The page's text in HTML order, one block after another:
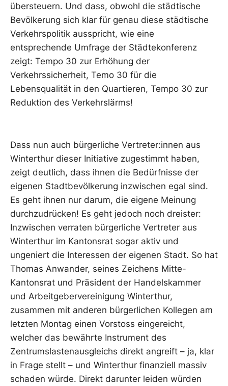
übersteuern. Und dass, obwohl die städtische
Bevölkerung sich klar für genau diese städtische
Verkehrspolitik ausspricht, wie eine
entsprechende Umfrage der Städtekonferenz
zeigt: Tempo 30 zur Erhöhung der
Verkehrssicherheit, Temo 30 für die
Lebensqualität in den Quartieren, Tempo 30 zur
Reduktion des Verkehrslärms!
Dass nun auch bürgerliche Vertreter:innen aus
Winterthur dieser Initiative zugestimmt haben,
zeigt deutlich, dass ihnen die Bedürfnisse der
eigenen Stadtbevölkerung inzwischen egal sind.
Es geht ihnen nur darum, die eigene Meinung
durchzudrücken! Es geht jedoch noch dreister:
Inzwischen verraten bürgerliche Vertreter aus
Winterthur im Kantonsrat sogar aktiv und
ungeniert die Interessen der eigenen Stadt. So hat
Thomas Anwander, seines Zeichens Mitte-
Kantonsrat und Präsident der Handelskammer
und Arbeitgebervereinigung Winterthur,
zusammen mit anderen bürgerlichen Kollegen am
letzten Montag einen Vorstoss eingereicht,
welcher das bewährte Instrument des
Zentrumslastenausgleichs direkt angreift – ja, klar
in Frage stellt – und Winterthur finanziell massiv
schaden würde. Direkt darunter leiden würden